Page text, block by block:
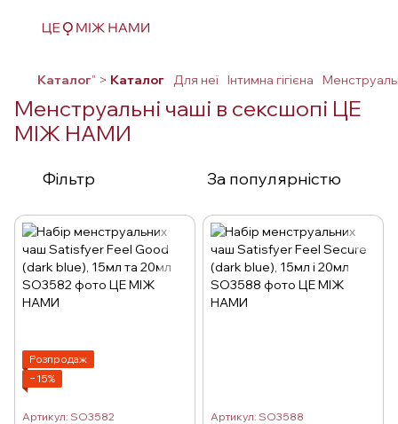
Каталог" > Каталог Для неї Інтимна гігієна
Менструальні чаші в сексшопі ЦЕ
МІЖ НАМИ
Фільтр За популярністю
Розпродаж
−15%
Артикул: SO3582 Артикул: SO3588